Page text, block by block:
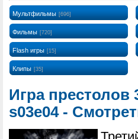
Мультфильмы [696]
Фильмы [720]
Flash игры [15]
Клипы [35]
Игра престолов
s03e04 -